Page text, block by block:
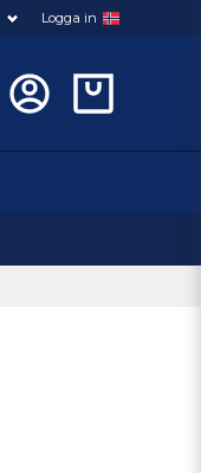
Logga in